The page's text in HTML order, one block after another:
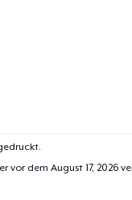
vor dem August 17, 2026